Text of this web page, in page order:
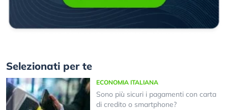
Selezionati per te
ECONOMIA ITALIANA
Sono più sicuri i pagamenti con carta
di credito o smartphone?